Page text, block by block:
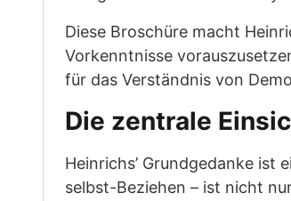
Diese Broschüre macht
Vorkenntnisse
für das Verständnis von
Die zentrale
Heinrichs’ Grundgedanke ist
selbst-Beziehen – ist nicht